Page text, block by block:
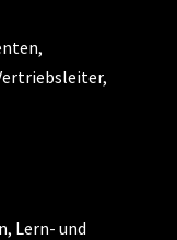
Lern- und